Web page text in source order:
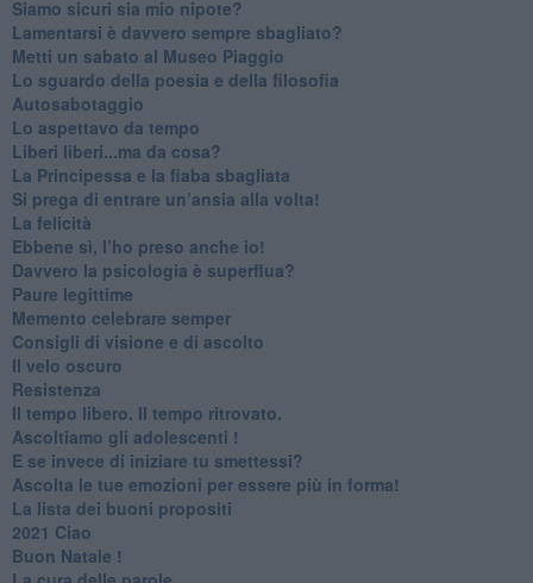
​Siamo sicuri sia mio nipote?
​Lamentarsi è davvero sempre sbagliato?
​Metti un sabato al Museo Piaggio
​Lo sguardo della poesia e della filosofia
Autosabotaggio
​Lo aspettavo da tempo
​Liberi liberi...ma da cosa?
​La Principessa e la fiaba sbagliata
Si prega di entrare un’ansia alla volta!
​La felicità
​Ebbene sì, l’ho preso anche io!
​Davvero la psicologia è superflua?
Paure legittime
​Memento celebrare semper
​Consigli di visione e di ascolto
​Il velo oscuro
Resistenza
​Il tempo libero. Il tempo ritrovato.
Ascoltiamo gli adolescenti !
​E se invece di iniziare tu smettessi?
​Ascolta le tue emozioni per essere più in forma!
​La lista dei buoni propositi
2021 Ciao
Buon Natale !